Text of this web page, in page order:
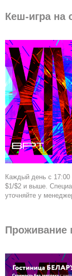
Кеш-игра на
Каждый день с
$1/$2 и выше.
уточняйте у
Проживание